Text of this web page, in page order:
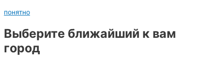
понятно
Выберите ближайший к вам
город